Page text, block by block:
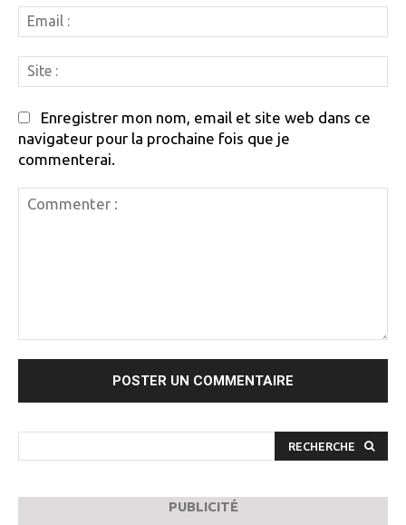
:
:
Enregistrer mon nom, email et site web dans ce
navigateur pour la prochaine fois que je
commenterai.
RECHERCHE
PUBLICITÉ